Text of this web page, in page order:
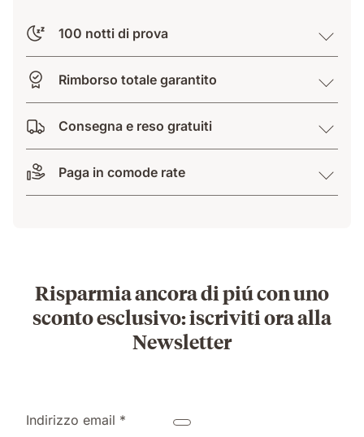
100 notti di prova
Rimborso totale garantito
Consegna e reso gratuiti
Paga in comode rate
Risparmia ancora di piú con uno
sconto esclusivo: iscriviti ora alla
Newsletter
Indirizzo email *